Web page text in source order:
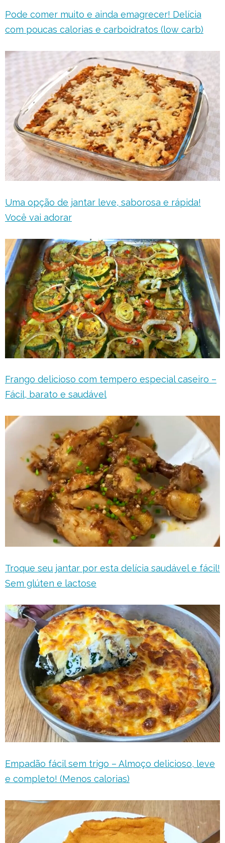
Pode comer muito e ainda emagrecer! Delícia
com poucas calorias e carboidratos (low carb)
Uma opção de jantar leve, saborosa e rápida!
Você vai adorar
Frango delicioso com tempero especial caseiro –
Fácil, barato e saudável
Troque seu jantar por esta delícia saudável e fácil!
Sem glúten e lactose
Empadão fácil sem trigo – Almoço delicioso, leve
e completo! (Menos calorias)